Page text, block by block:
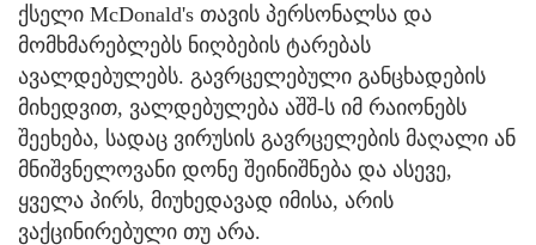
ქსელი McDonald's თავის პერსონალსა და
მომხმარებლებს ნიღბების ტარებას
ავალდებულებს. გავრცელებული განცხადების
მიხედვით, ვალდებულება აშშ-ს იმ რაიონებს
შეეხება, სადაც ვირუსის გავრცელების მაღალი ან
მნიშვნელოვანი დონე შეინიშნება და ასევე,
ყველა პირს, მიუხედავად იმისა, არის
ვაქცინირებული თუ არა.